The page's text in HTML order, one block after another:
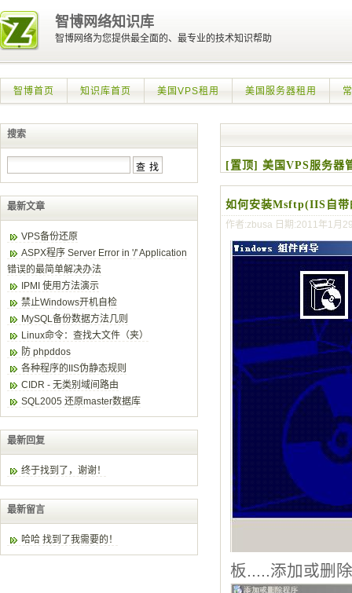
智博网络知识库
智博网络为您提供最全面的、最专业的技术知识帮助
智博首页 知识库首页 美国VPS租用 美国服务器租用
[置顶] 美国VPS服务器
如何安装Msftp(IIS自
作者:zbusa 日期:2011年1月
板.....添加或删
搜索
最新文章
VPS备份还原
ASPX程序 Server Error in '/' Application
错误的最简单解决办法
IPMI 使用方法演示
禁止Windows开机自检
MySQL备份数据方法几则
Linux命令：查找大文件（夹）
防 phpddos
各种程序的IIS伪静态规则
CIDR - 无类别域间路由
SQL2005 还原master数据库
最新回复
终于找到了，谢谢！
最新留言
哈哈 找到了我需要的！